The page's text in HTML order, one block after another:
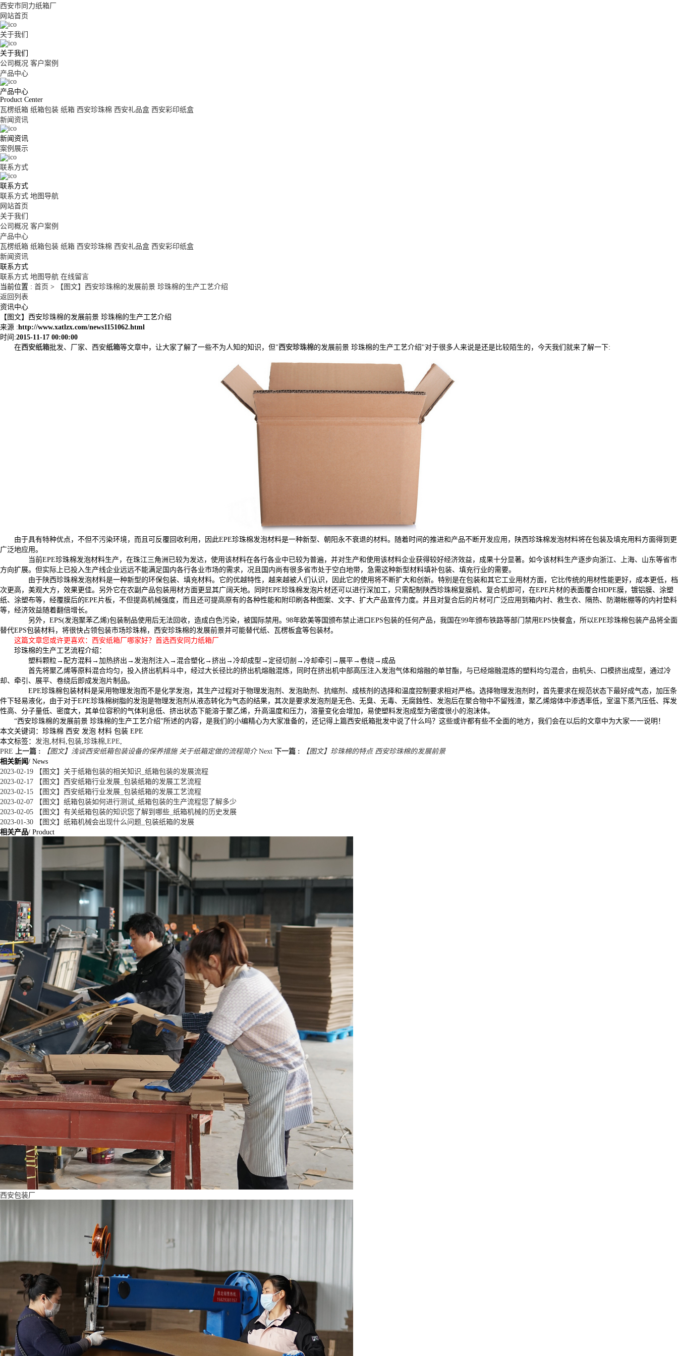
西安市同力纸箱厂
网站首页
关于我们
关于我们
公司概况 客户案例
产品中心
产品中心
Product Center
瓦楞纸箱 纸箱包装 纸箱 西安珍珠棉 西安礼品盒 西安彩印纸盒
新闻资讯
新闻资讯
案例展示
联系方式
联系方式
联系方式 地图导航
网站首页
关于我们
公司概况 客户案例
产品中心
瓦楞纸箱 纸箱包装 纸箱 西安珍珠棉 西安礼品盒 西安彩印纸盒
新闻资讯
联系方式
联系方式 地图导航 在线留言
当前位置 : 首页 >
【图文】西安珍珠棉的发展前景 珍珠棉的生产工艺介绍
返回列表
资讯中心
【图文】西安珍珠棉的发展前景 珍珠棉的生产工艺介绍
来源 :http://www.xatlzx.com/news1151062.html
时间:2015-11-17 00:00:00
在西安纸箱批发、厂家、西安纸箱等文章中，让大家了解了一些不为人知的知识，但"西安珍珠棉的发展前景 珍珠棉的生产工艺介绍"对于很多人来说是还是比较陌生的，今天我们就来了解一下:
由于具有特种优点，不但不污染环境，而且可反覆回收利用，因此EPE珍珠棉发泡材料是一种新型、朝阳永不衰退的材料。随着时间的推进和产品不断开发应用，陕西珍珠棉发泡材料将在包装及填充用料方面得到更
广泛地应用。
当前EPE珍珠棉发泡材料生产，在珠江三角洲已较为发达，使用该材料在各行各业中已较为普遍，并对生产和使用该材料企业获得较好经济效益，成果十分显著。如今该材料生产逐步向浙江、上海、山东等省市
方向扩展。但实际上已投入生产线企业远远不能满足国内各行各业市场的需求，况且国内尚有很多省市处于空白地带，急需这种新型材料填补包装、填充行业的需要。
由于陕西珍珠棉发泡材料是一种新型的环保包装、填充材料。它的优越特性，越来越被人们认识，因此它的使用将不断扩大和创新。特别是在包装和其它工业用材方面，它比传统的用材性能更好，成本更低，档
次更高，美观大方，效果更佳。另外它在农副产品包装用材方面更显其广阔天地。同时EPE珍珠棉发泡片材还可以进行深加工，只需配制陕西珍珠棉复膜机、复合机即可，在EPE片材的表面覆合HDPE膜，镀铝膜、涂塑
纸、涂塑布等，经覆膜后的EPE片板，不但提高机械强度，而且还可提高原有的各种性能和附印刷各种图案、文字、扩大产品宣传力度。并且对复合后的片材可广泛应用到箱内衬、救生衣、隔热、防潮帐棚等的内衬垫料
等，经济效益随着翻倍增长。
另外，EPS(发泡聚苯乙烯)包装制品使用后无法回收，造成白色污染，被国际禁用。98年欧美等国颁布禁止进口EPS包装的任何产品，我国在99年颁布铁路等部门禁用EPS快餐盒，所以EPE珍珠棉包装产品将全面
替代EPS包装材料，将很快占领包装市场珍珠棉，西安珍珠棉的发展前景并可能替代纸、瓦楞板盒等包装材。
这篇文章您或许更喜欢：西安纸箱厂哪家好？首选西安同力纸箱厂
珍珠棉的生产工艺流程介绍：
塑料颗粒→配方混料→加热挤出→发泡剂注入→混合塑化→挤出→冷却成型→定径切剖→冷却牵引→展平→卷绕→成品
首先将聚乙烯等原料混合均匀，投入挤出机料斗中，经过大长径比的挤出机熔融混炼，同时在挤出机中部高压注入发泡气体和熔融的单甘酯，与已经熔融混炼的塑料均匀混合，由机头、口模挤出成型，通过冷
却、牵引、展平、卷绕后即成发泡片制品。
EPE珍珠棉包装材料是采用物理发泡而不是化学发泡，其生产过程对于物理发泡剂、发泡助剂、抗缩剂、成核剂的选择和温度控制要求相对严格。选择物理发泡剂时，首先要求在规范状态下最好成气态，加压条
件下轻易液化，由于对于EPE珍珠棉树脂的发泡是物理发泡剂从液态转化为气态的结果，其次是要求发泡剂是无色、无臭、无毒、无腐鉵性、发泡后在聚合物中不留残渣，聚乙烯熔体中渗透率低，室温下蒸汽压低、挥发
性高、分子量低、密度大，其单位容积的气体利息低、挤出状态下能溶于聚乙烯，升高温度和压力，溶量变化会增加，易使塑料发泡成型为密度很小的泡沫体。
“西安珍珠棉的发展前景 珍珠棉的生产工艺介绍”所述的内容，是我们的小编精心为大家准备的，还记得上篇西安纸箱批发中说了什么吗？这些或许都有些不全面的地方，我们会在以后的文章中为大家一一说明！
本文关键词： 珍珠棉 西安 发泡 材料 包装 EPE
本文标签： 发泡 材料 包装 珍珠棉 EPE
PRE
上一篇 : 【图文】浅谈西安纸箱包装设备的保养措施 关于纸箱定做的流程简介 Next 下一篇 :
【图文】珍珠棉的特点 西安珍珠棉的发展前景
相关新闻/ News
2023-02-19 【图文】关于纸箱包装的相关知识_纸箱包装的发展流程
2023-02-17 【图文】西安纸箱行业发展_包装纸箱的发展工艺流程
2023-02-15 【图文】西安纸箱行业发展_包装纸箱的发展工艺流程
2023-02-07 【图文】纸箱包装如何进行测试_纸箱包装的生产流程您了解多少
2023-02-05 【图文】有关纸箱包装的知识您了解到哪些_纸箱机械的历史发展
2023-01-30 【图文】纸箱机械会出现什么问题_包装纸箱的发展
相关产品/ Product
西安包装厂